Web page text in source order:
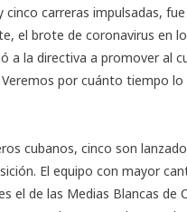
cinco carreras impulsadas,
el brote de coronavirus en
a la directiva a promover al
Veremos por cuánto tiempo
cubanos, cinco son
El equipo con mayor
el de las Medias Blancas de